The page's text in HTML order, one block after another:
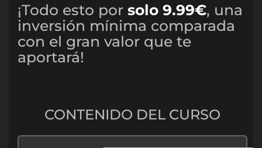
¡Todo esto por solo 9.99€, una
inversión mínima comparada
con el gran valor que te
aportará!
CONTENIDO DEL CURSO